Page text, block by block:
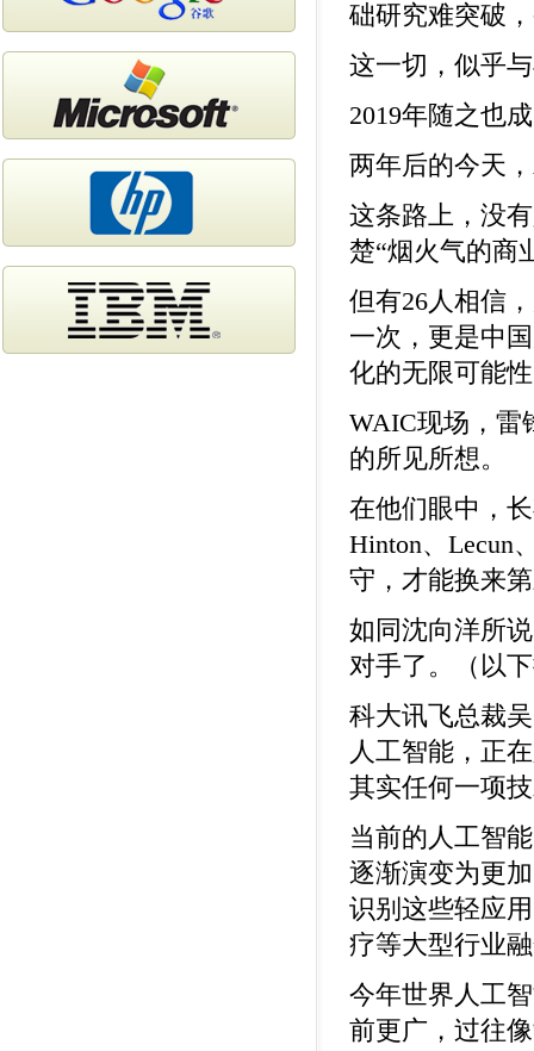
础研究难突破
这一切，似乎
2019年随之也
两年后的今天
这条路上，没
楚“烟火气的商
但有26人相信
一次，更是中
化的无限可能
WAIC现场，雷
的所见所想。
在他们眼中，
Hinton、Lecun
守，才能换来
如同沈向洋所
对手了。（以
科大讯飞总裁
人工智能，正
其实任何一项
当前的人工智
逐渐演变为更
识别这些轻应
疗等大型行业
今年世界人工
前更广，过往